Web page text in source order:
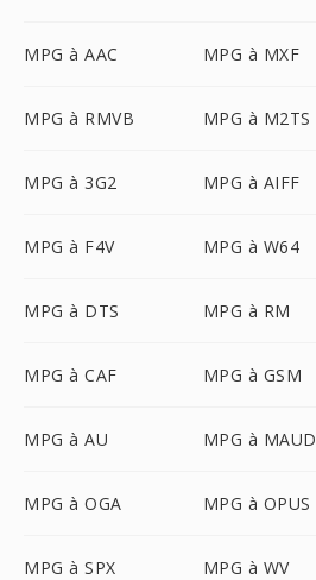
MPG à AAC MPG à MXF
MPG à RMVB MPG à M2TS
MPG à 3G2 MPG à AIFF
MPG à F4V MPG à W64
MPG à DTS MPG à RM
MPG à CAF MPG à GSM
MPG à AU MPG à MAUD
MPG à OGA MPG à OPUS
MPG à SPX MPG à WV